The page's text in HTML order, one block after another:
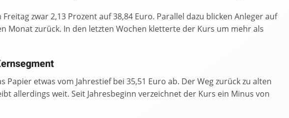
zwar 2,13 Prozent auf 38,84 Euro. Parallel dazu blicken Anleger auf
Monat zurück. In den letzten Wochen kletterte der Kurs um mehr als
Papier etwas vom Jahrestief bei 35,51 Euro ab. Der Weg zurück zu alten
allerdings weit. Seit Jahresbeginn verzeichnet der Kurs ein Minus von